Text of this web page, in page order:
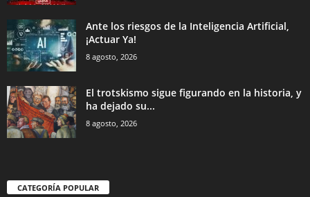
Ante los riesgos de la Inteligencia Artificial,
¡Actuar Ya!
8 agosto, 2026
El trotskismo sigue figurando en la historia, y
ha dejado su...
8 agosto, 2026
CATEGORÍA POPULAR